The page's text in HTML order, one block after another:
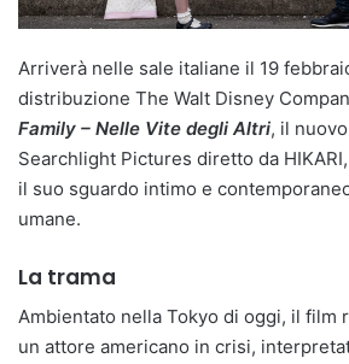
Arriverà nelle sale italiane il 19
distribuzione The Walt Disney
Family – Nelle Vite degli Altri, il
Searchlight Pictures diretto da
il suo sguardo intimo e
umane.
La trama
Ambientato nella Tokyo di oggi, il film
un attore americano in crisi,